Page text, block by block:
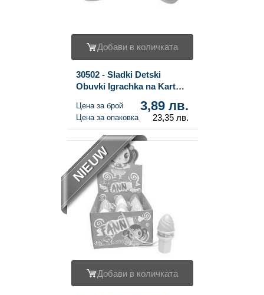
Добави в количката
30502 - Sladki Detski
Obuvki Igrachka na Karton
Цена за брой 3,89 лв.
Цена за опаковка 23,35 лв.
NIEUW
Добави в количката